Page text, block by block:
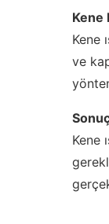
Kene
Kene
ve
Kene